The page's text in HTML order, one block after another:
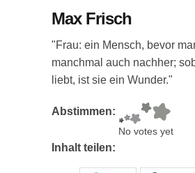
Max Frisch
"Frau: ein Mensch, bevor
manchmal auch nachher;
liebt, ist sie ein Wunder."
Abstimmen:
No votes yet
Inhalt teilen: